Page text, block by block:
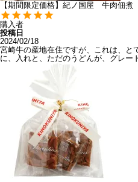
【期間限定価格】紀ノ国屋 牛肉佃煮
購入者
投稿日
2024/02/18
宮崎牛の産地在住ですが、これは、と
に、入れと、ただのうどんが、グレー